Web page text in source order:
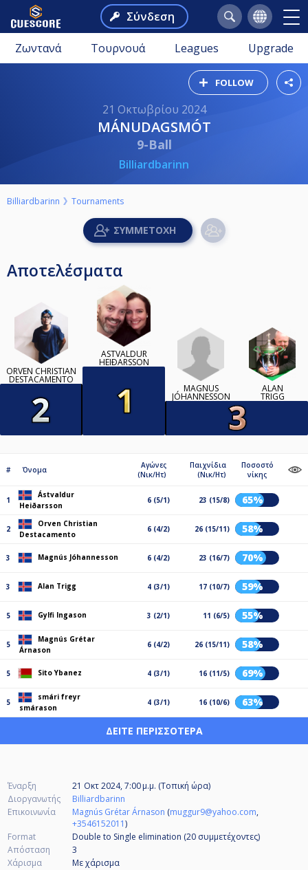
Σύνδεση
Ζωντανά Τουρνουά Leagues Upgrade
FOLLOW
21 Οκτωβρίου 2024
MÁNUDAGSMÓT
9-Ball
Billiardbarinn
Billiardbarinn Tournaments
Αποτελέσματα
ORVEN CHRISTIAN
DESTACAMENTO
ÁSTVALDUR
HEIÐARSSON
MAGNÚS
JÓHANNESSON
ALAN
TRIGG
# Όνομα
Αγώνες
(Νικ/Ητ)
Παιχνίδια
(Νικ/Ητ)
Ποσοστό
νίκης
1
Ástvaldur
Heiðarsson
6 (5/1) 23 (15/8) 65%
2
Orven Christian
Destacamento
6 (4/2) 26 (15/11) 58%
3 Magnús Jóhannesson 6 (4/2) 23 (16/7) 70%
3 Alan Trigg 4 (3/1) 17 (10/7) 59%
5 Gylfi Ingason 3 (2/1) 11 (6/5) 55%
5
Magnús Grétar
Árnason
6 (4/2) 26 (15/11) 58%
5 Sito Ybanez 4 (3/1) 16 (11/5) 69%
5
smári freyr
smárason
4 (3/1) 16 (10/6) 63%
ΔΕΊΤΕ ΠΕΡΙΣΣΌΤΕΡΑ
Έναρξη
21 Οκτ 2024, 7:00 μ.μ. (Τοπική ώρα)
Διοργανωτής
Billiardbarinn
Επικοινωνία
Magnús Grétar Árnason (muggur9@yahoo.com,
+3546152011)
Format
Double to Single elimination (20 συμμετέχοντες)
Απόσταση
3
Χάρισμα
Με χάρισμα